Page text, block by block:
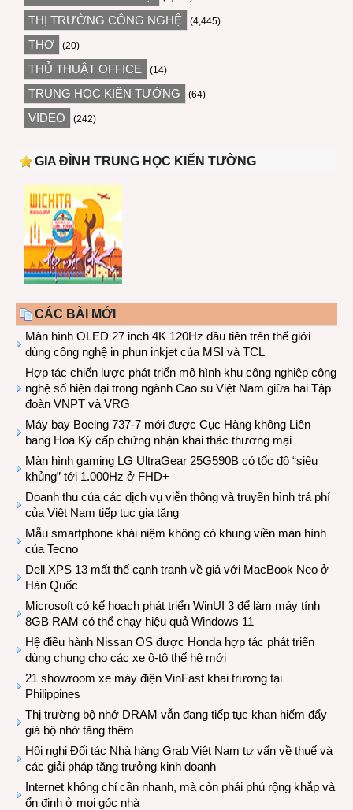
THỊ TRƯỜNG CÔNG NGHỆ (4,445)
THƠ (20)
THỦ THUẬT OFFICE (14)
TRUNG HỌC KIẾN TƯỜNG (64)
VIDEO (242)
GIA ĐÌNH TRUNG HỌC KIẾN TƯỜNG
CÁC BÀI MỚI
Màn hình OLED 27 inch 4K 120Hz đầu tiên trên thế giới
dùng công nghệ in phun inkjet của MSI và TCL
Hợp tác chiến lược phát triển mô hình khu công nghiệp công
nghệ số hiện đại trong ngành Cao su Việt Nam giữa hai Tập
đoàn VNPT và VRG
Máy bay Boeing 737-7 mới được Cục Hàng không Liên
bang Hoa Kỳ cấp chứng nhận khai thác thương mại
Màn hình gaming LG UltraGear 25G590B có tốc độ “siêu
khủng” tới 1.000Hz ở FHD+
Doanh thu của các dịch vụ viễn thông và truyền hình trả phí
của Việt Nam tiếp tục gia tăng
Mẫu smartphone khái niệm không có khung viền màn hình
của Tecno
Dell XPS 13 mất thế cạnh tranh về giá với MacBook Neo ở
Hàn Quốc
Microsoft có kế hoạch phát triển WinUI 3 để làm máy tính
8GB RAM có thể chạy hiệu quả Windows 11
Hệ điều hành Nissan OS được Honda hợp tác phát triển
dùng chung cho các xe ô-tô thế hệ mới
21 showroom xe máy điện VinFast khai trương tại
Philippines
Thị trường bộ nhớ DRAM vẫn đang tiếp tục khan hiếm đẩy
giá bộ nhớ tăng thêm
Hội nghị Đối tác Nhà hàng Grab Việt Nam tư vấn về thuế và
các giải pháp tăng trưởng kinh doanh
Internet không chỉ cần nhanh, mà còn phải phủ rộng khắp và
ổn định ở mọi góc nhà